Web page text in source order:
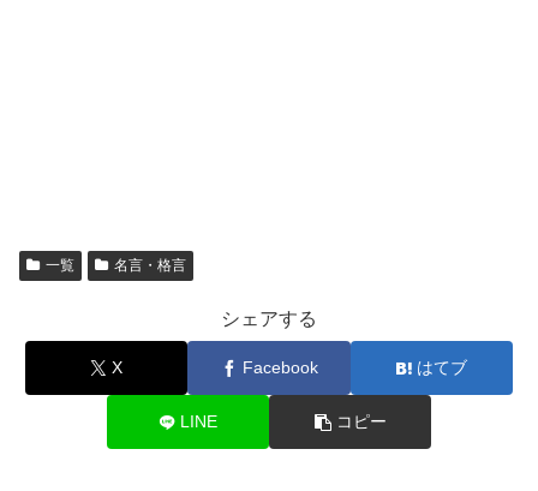
一覧 名言・格言
シェアする
X Facebook はてブ
LINE コピー